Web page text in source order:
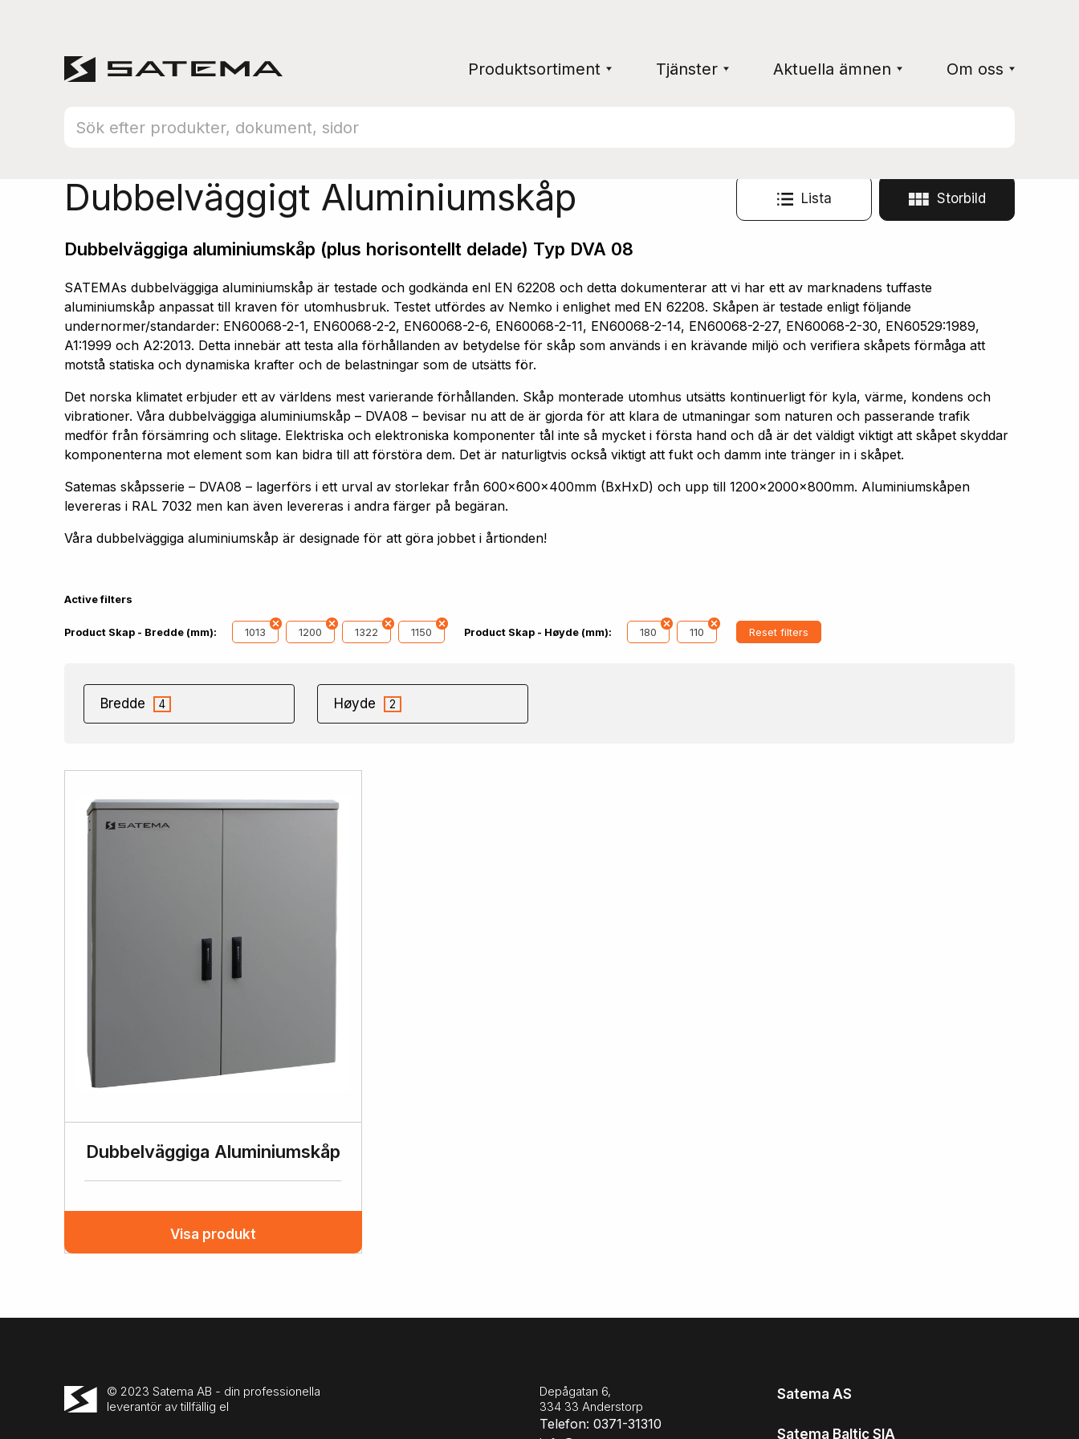
Produktsortiment Tjänster Aktuella ämnen Om oss
Hem Produktsortiment Aluminiumskåp
Dubbelväggigt Aluminiumskåp Lista Storbild
Dubbelväggiga aluminiumskåp (plus horisontellt delade) Typ DVA 08
SATEMAs dubbelväggiga aluminiumskåp är testade och godkända enl EN 62208 och detta dokumenterar att vi har ett av marknadens tuffaste
aluminiumskåp anpassat till kraven för utomhusbruk. Testet utfördes av Nemko i enlighet med EN 62208. Skåpen är testade enligt följande
undernormer/standarder: EN60068-2-1, EN60068-2-2, EN60068-2-6, EN60068-2-11, EN60068-2-14, EN60068-2-27, EN60068-2-30, EN60529:1989,
A1:1999 och A2:2013. Detta innebär att testa alla förhållanden av betydelse för skåp som används i en krävande miljö och verifiera skåpets förmåga att
motstå statiska och dynamiska krafter och de belastningar som de utsätts för.
Det norska klimatet erbjuder ett av världens mest varierande förhållanden. Skåp monterade utomhus utsätts kontinuerligt för kyla, värme, kondens och
vibrationer. Våra dubbelväggiga aluminiumskåp – DVA08 – bevisar nu att de är gjorda för att klara de utmaningar som naturen och passerande trafik
medför från försämring och slitage. Elektriska och elektroniska komponenter tål inte så mycket i första hand och då är det väldigt viktigt att skåpet skyddar
komponenterna mot element som kan bidra till att förstöra dem. Det är naturligtvis också viktigt att fukt och damm inte tränger in i skåpet.
Satemas skåpsserie – DVA08 – lagerförs i ett urval av storlekar från 600x600x400mm (BxHxD) och upp till 1200x2000x800mm. Aluminiumskåpen
levereras i RAL 7032 men kan även levereras i andra färger på begäran.
Våra dubbelväggiga aluminiumskåp är designade för att göra jobbet i årtionden!
Active filters
Product Skap - Bredde (mm): 1013 1200 1322 1150 Product Skap - Høyde (mm): 180 110 Reset filters
Bredde 4 Høyde 2
Dubbelväggiga Aluminiumskåp
Visa produkt
© 2023 Satema AB - din professionella
leverantör av tillfällig el
Depågatan 6,
334 33 Anderstorp
Telefon: 0371-31310
Satema AS
Satema Baltic SIA